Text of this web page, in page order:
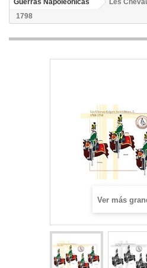
Guerras Napoleónicas
Les
1798
Ver más